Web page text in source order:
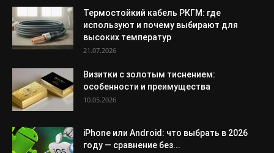
Термостойкий кабель РКГМ: где
используют и почему выбирают для
высоких температур
21.07.2026
Визитки с золотым тиснением:
особенности и преимущества
10.05.2026
iPhone или Android: что выбрать в 2026
году — сравнение без...